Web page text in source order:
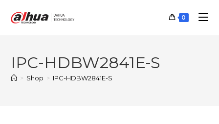
0
IPC-HDBW2841E-S
> Shop > IPC-HDBW2841E-S